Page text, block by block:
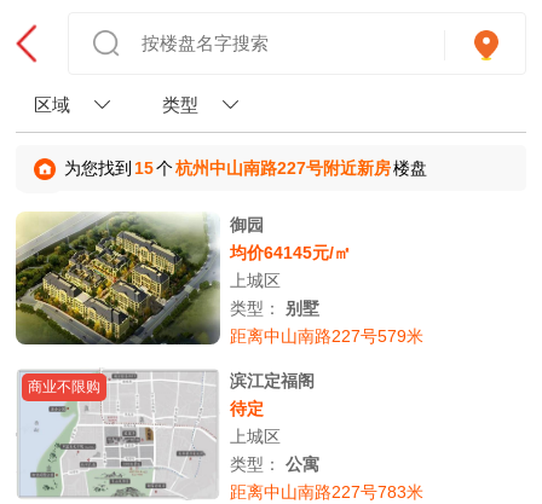
区域 类型
为您找到 15个杭州中山南路227号附近新房楼盘
御园
均价64145元/㎡
上城区
类型：别墅
距离中山南路227号579米
商业不限购
滨江定福阁
待定
上城区
类型：公寓
距离中山南路227号783米